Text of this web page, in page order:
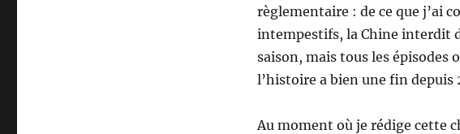
règlementaire : de ce que j’ai
intempestifs, la Chine interdit
saison, mais tous les épisodes
l’histoire a bien une fin depuis
Au moment où je rédige cette